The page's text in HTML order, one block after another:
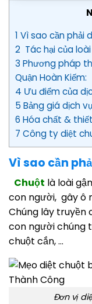
1 Vì sao cần phải
2 Tác hại của
3 Phương pháp
Quận Hoàn Kiếm:
4 Ưu điểm của
5 Bảng giá dịch
6 Hóa chất &
7 Công ty diệt
Vì sao cần
Chuột là loài
con người, gây ô
Chúng lây truyền
con người chúng
chuột cắn, …
Đơn vị